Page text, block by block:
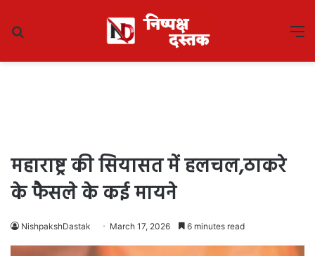
महाराष्ट्र की सियासत में हलचल,ठाकरे
के फैसले के कई मायने
NishpakshDastak March 17, 2026 6 minutes read